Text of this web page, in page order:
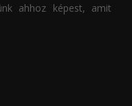
ahhoz képest, amit